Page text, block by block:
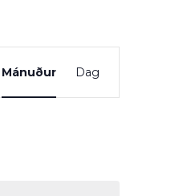
Views
Mánuður Dag